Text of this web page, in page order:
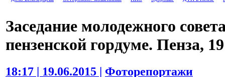
Заседание молодежного
пензенской гордуме. Пенза,
18:17 | 19.06.2015 | Фоторепортажи